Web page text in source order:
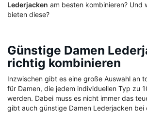
Lederjacken am besten kombinieren? Und
bieten diese?
Günstige Damen
richtig kombinieren
Inzwischen gibt es eine große Auswahl an
für Damen, die jedem individuellen Typ zu
werden. Dabei muss es nicht immer das
gibt auch günstige Damen Lederjacken bei